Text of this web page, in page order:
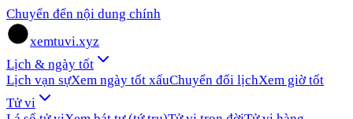
Chuyển đến nội dung chính
xemtuvi.xyz
Lịch & ngày tốt
Lịch vạn sựXem ngày tốt xấuChuyển đổi lịchXem giờ tốt
Tử vi